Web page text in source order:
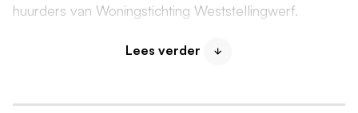
huurders van Woningstichting Weststellingwerf.
De kandidaat die we zoeken, is een ervaren
openbaar bestuur en/of de veiligheidsketen? Ben je
Lees verder